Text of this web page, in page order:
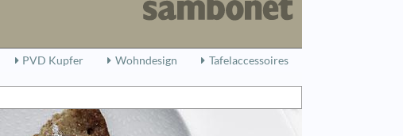
PVD Kupfer Wohndesign Tafelaccessoires